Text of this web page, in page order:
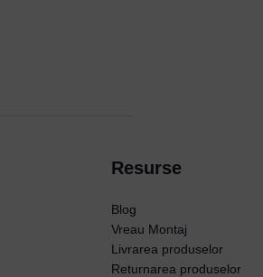
Resurse
Blog
Vreau Montaj
Livrarea produselor
Returnarea produselor